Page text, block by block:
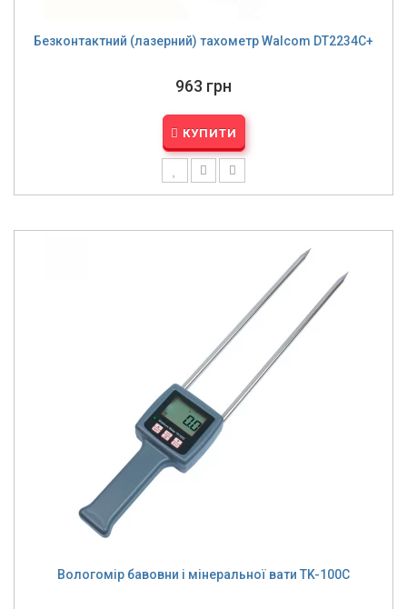
Безконтактний (лазерний) тахометр Walcom DT2234C+
963 грн
КУПИТИ
Вологомір бавовни і мінеральної вати TK-100C